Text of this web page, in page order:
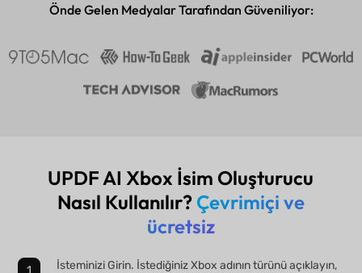
Önde Gelen Medyalar Tarafından Güveniliyor:
UPDF AI Xbox İsim Oluşturucu
Nasıl Kullanılır? Çevrimiçi ve
ücretsiz
İsteminizi Girin. İstediğiniz Xbox adının türünü açıklayın,